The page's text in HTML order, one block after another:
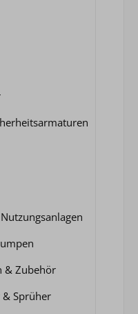
& Zubehör
Sprüher